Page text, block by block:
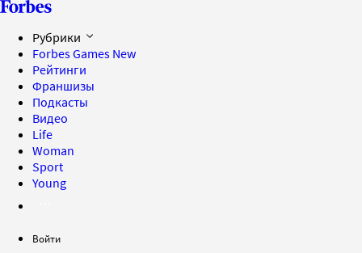
Рубрики
Forbes Games New
Рейтинги
Франшизы
Подкасты
Видео
Life
Woman
Sport
Young
Войти